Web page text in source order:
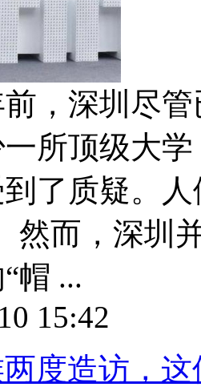
，深圳尽
所顶级大
了质疑。
然而，深圳
帽 ...
15:42
度造访，